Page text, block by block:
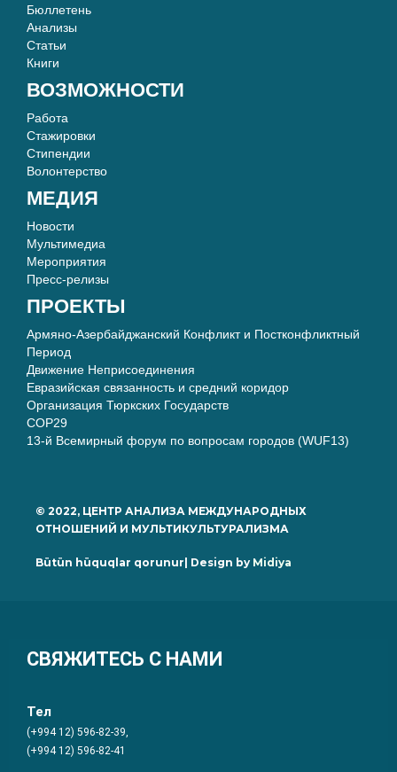
Бюллетень
Анализы
Статьи
Книги
ВОЗМОЖНОСТИ
Работа
Стажировки
Стипендии
Волонтерство
МЕДИЯ
Новости
Мультимедиа
Мероприятия
Пресс-релизы
ПРОЕКТЫ
Армяно-Азербайджанский Конфликт и Постконфликтный
Период
Движение Неприсоединения
Евразийская связанность и средний коридор
Организация Тюркских Государств
COP29
13-й Всемирный форум по вопросам городов (WUF13)
© 2022, ЦЕНТР АНАЛИЗА МЕЖДУНАРОДНЫХ
ОТНОШЕНИЙ И МУЛЬТИКУЛЬТУРАЛИЗМА
Bütün hüquqlar qorunur| Design by Midiya
СВЯЖИТЕСЬ С НАМИ
Тел
(+994 12) 596-82-39,
(+994 12) 596-82-41